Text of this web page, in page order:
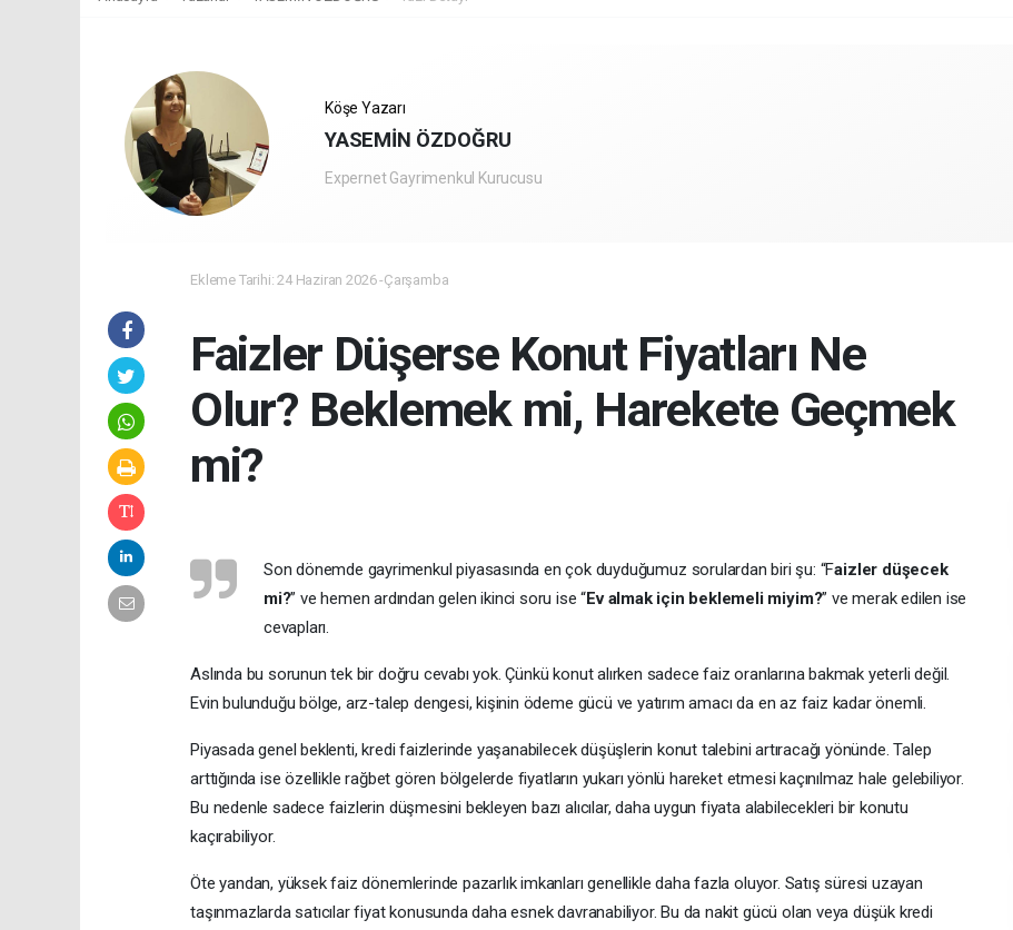
Köşe Yazarı
YASEMİN ÖZDOĞRU
Expernet Gayrimenkul Kurucusu
Ekleme Tarihi: 24 Haziran 2026 -Çarşamba
Faizler Düşerse Konut Fiyatları Ne
Olur? Beklemek mi, Harekete Geçmek
mi?
Son dönemde gayrimenkul piyasasında en çok duyduğumuz sorulardan biri şu: “Faizler düşecek
mi?” ve hemen ardından gelen ikinci soru ise “Ev almak için beklemeli miyim?” ve merak edilen ise
cevapları.
Aslında bu sorunun tek bir doğru cevabı yok. Çünkü konut alırken sadece faiz oranlarına bakmak yeterli değil.
Evin bulunduğu bölge, arz-talep dengesi, kişinin ödeme gücü ve yatırım amacı da en az faiz kadar önemli.
Piyasada genel beklenti, kredi faizlerinde yaşanabilecek düşüşlerin konut talebini artıracağı yönünde. Talep
arttığında ise özellikle rağbet gören bölgelerde fiyatların yukarı yönlü hareket etmesi kaçınılmaz hale gelebiliyor.
Bu nedenle sadece faizlerin düşmesini bekleyen bazı alıcılar, daha uygun fiyata alabilecekleri bir konutu
kaçırabiliyor.
Öte yandan, yüksek faiz dönemlerinde pazarlık imkanları genellikle daha fazla oluyor. Satış süresi uzayan
taşınmazlarda satıcılar fiyat konusunda daha esnek davranabiliyor. Bu da nakit gücü olan veya düşük kredi